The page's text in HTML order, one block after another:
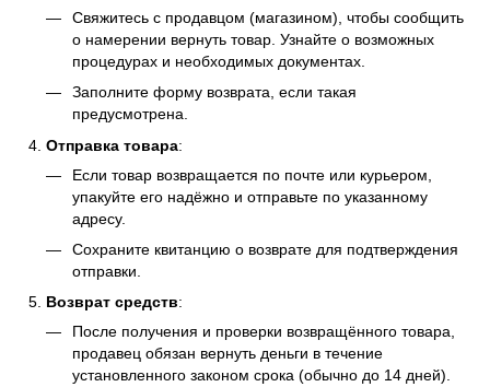
Свяжитесь с продавцом (магазином), чтобы сообщить
о намерении вернуть товар. Узнайте о возможных
процедурах и необходимых документах.
Заполните форму возврата, если такая
предусмотрена.
Отправка товара:
Если товар возвращается по почте или курьером,
упакуйте его надёжно и отправьте по указанному
адресу.
Сохраните квитанцию о возврате для подтверждения
отправки.
Возврат средств:
После получения и проверки возвращённого товара,
продавец обязан вернуть деньги в течение
установленного законом срока (обычно до 14 дней).